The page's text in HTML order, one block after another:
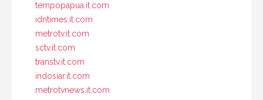
tempopapua.it.com
idntimes.it.com
metrotv.it.com
sctv.it.com
transtv.it.com
indosiar.it.com
metrotvnews.it.com